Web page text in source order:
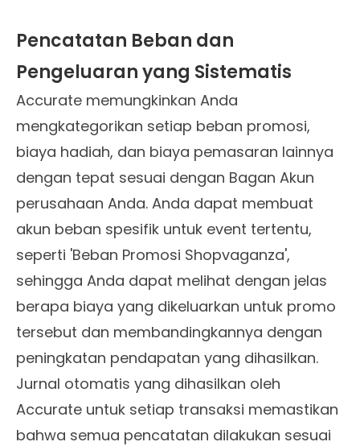
Pencatatan Beban dan
Pengeluaran yang Sistematis
Accurate memungkinkan Anda
mengkategorikan setiap beban promosi,
biaya hadiah, dan biaya pemasaran lainnya
dengan tepat sesuai dengan Bagan Akun
perusahaan Anda. Anda dapat membuat
akun beban spesifik untuk event tertentu,
seperti 'Beban Promosi Shopvaganza',
sehingga Anda dapat melihat dengan jelas
berapa biaya yang dikeluarkan untuk promo
tersebut dan membandingkannya dengan
peningkatan pendapatan yang dihasilkan.
Jurnal otomatis yang dihasilkan oleh
Accurate untuk setiap transaksi memastikan
bahwa semua pencatatan dilakukan sesuai